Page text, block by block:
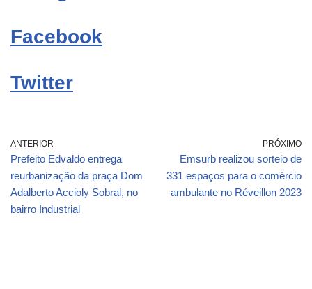
Facebook
Twitter
ANTERIOR
Prefeito Edvaldo entrega
reurbanização da praça Dom
Adalberto Accioly Sobral, no
bairro Industrial
PRÓXIMO
Emsurb realizou sorteio de
331 espaços para o comércio
ambulante no Réveillon 2023